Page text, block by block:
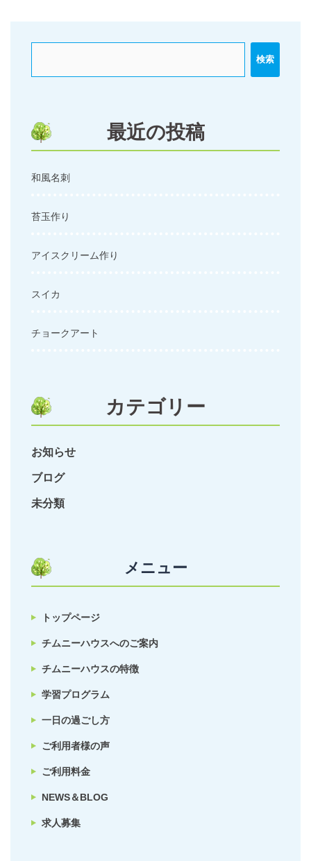
ー
検索
最近の投稿
和風名刺
苔玉作り
アイスクリーム作り
スイカ
チョークアート
カテゴリー
お知らせ
ブログ
未分類
メニュー
トップページ
チムニーハウスへのご案内
チムニーハウスの特徴
学習プログラム
一日の過ごし方
ご利用者様の声
ご利用料金
NEWS＆BLOG
求人募集